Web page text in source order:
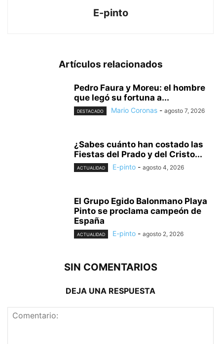
E-pinto
Artículos relacionados
Pedro Faura y Moreu: el hombre
que legó su fortuna a...
DESTACADO Mario Coronas - agosto 7, 2026
¿Sabes cuánto han costado las
Fiestas del Prado y del Cristo...
ACTUALIDAD E-pinto - agosto 4, 2026
El Grupo Egido Balonmano Playa
Pinto se proclama campeón de
España
ACTUALIDAD E-pinto - agosto 2, 2026
SIN COMENTARIOS
DEJA UNA RESPUESTA